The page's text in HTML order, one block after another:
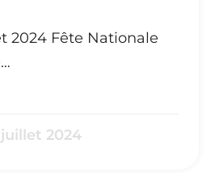
2024 Fête Nationale
2024